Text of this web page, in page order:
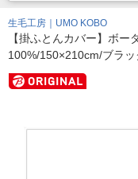
生毛工房｜UMO KOBO
【掛ふとんカバー】ボ
100%/150×210cm/ブラッ